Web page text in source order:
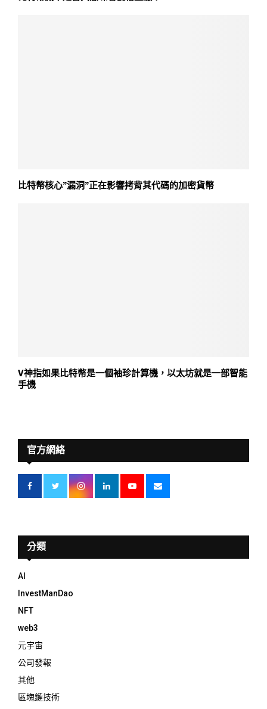
比特幣核心”漏洞”正在影響拷背其代碼的加密貨幣
V神指如果比特幣是一個袖珍計算機，以太坊就是一部智能
手機
官方網絡
分類
AI
InvestManDao
NFT
web3
元宇宙
公司發報
其他
區塊鏈技術